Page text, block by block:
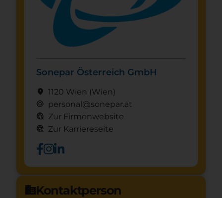
Sonepar Österreich GmbH
location_on 1120 Wien (Wien)
alternate_email personal@sonepar.at
captive_portal Zur Firmenwebsite
captive_portal Zur Karriereseite
domainKontaktperson